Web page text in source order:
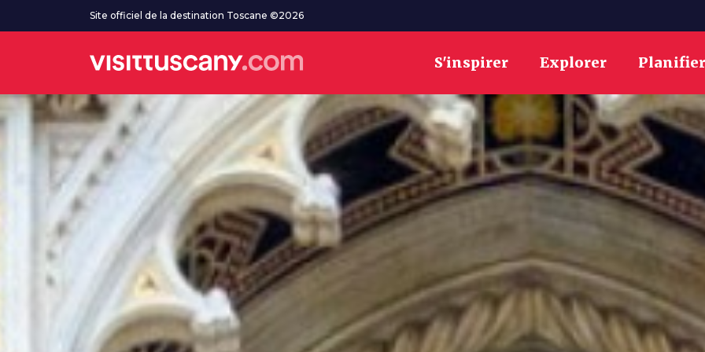
Aller au contenu principalSite officiel de la destination Toscane ©2026
S'inspirer Explorer Planifier